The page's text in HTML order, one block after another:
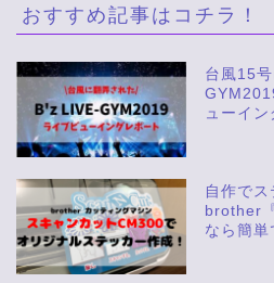
おすすめ記事はコチラ！
台風15
ューイン
自作でス
brother
なら簡単